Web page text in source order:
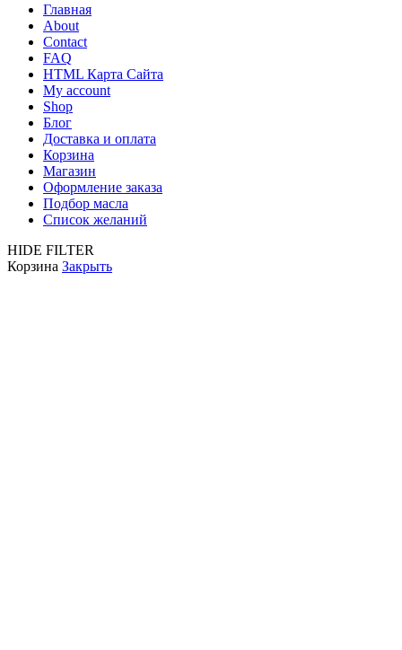
Главная
About
Contact
FAQ
HTML Карта Сайта
My account
Shop
Блог
Доставка и оплата
Корзина
Магазин
Оформление заказа
Подбор масла
Список желаний
HIDE FILTER
Корзина Закрыть